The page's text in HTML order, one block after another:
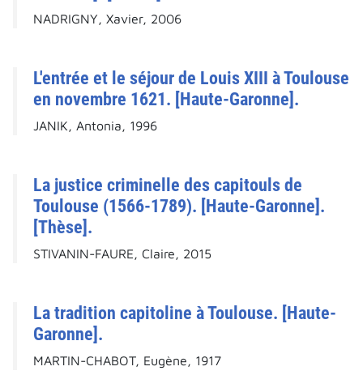
NADRIGNY, Xavier, 2006
L'entrée et le séjour de Louis XIII à Toulouse
en novembre 1621. [Haute-Garonne].
JANIK, Antonia, 1996
La justice criminelle des capitouls de
Toulouse (1566-1789). [Haute-Garonne].
[Thèse].
STIVANIN-FAURE, Claire, 2015
La tradition capitoline à Toulouse. [Haute-
Garonne].
MARTIN-CHABOT, Eugène, 1917